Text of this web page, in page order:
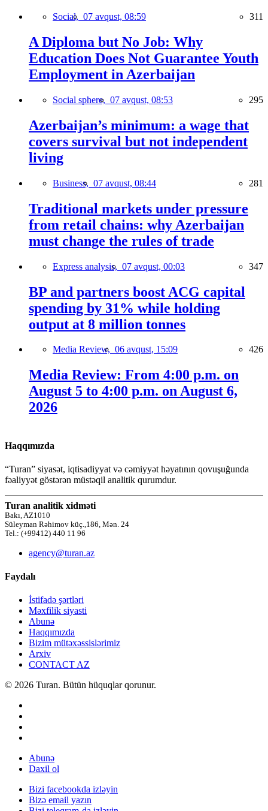
Social, 07 avqust, 08:59 311
A Diploma but No Job: Why
Education Does Not Guarantee Youth
Employment in Azerbaijan
Social sphere, 07 avqust, 08:53 295
Azerbaijan’s minimum: a wage that
covers survival but not independent
living
Business, 07 avqust, 08:44 281
Traditional markets under pressure
from retail chains: why Azerbaijan
must change the rules of trade
Express analysis, 07 avqust, 00:03 347
BP and partners boost ACG capital
spending by 31% while holding
output at 8 million tonnes
Media Review, 06 avqust, 15:09 426
Media Review: From 4:00 p.m. on
August 5 to 4:00 p.m. on August 6,
2026
Haqqımızda
“Turan” siyasət, iqtisadiyyat və cəmiyyət həyatının qovuşuğunda
fəaliyyət göstərən müstəqil analitik qurumdur.
Turan analitik xidməti
Bakı, AZ1010
Süleyman Rəhimov küç.,186, Mən. 24
Tel.: (+99412) 440 11 96
agency@turan.az
Faydalı
İstifadə şərtləri
Məxfilik siyasti
Abunə
Haqqımızda
Bizim mütəxəssislərimiz
Arxiv
CONTACT AZ
© 2026 Turan. Bütün hüquqlar qorunur.
Abunə
Daxil ol
Bizi facebookda izləyin
Bizə email yazın